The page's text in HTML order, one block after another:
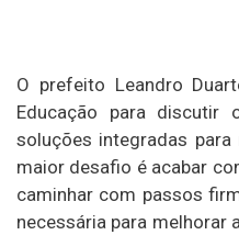
O prefeito Leandro
Educação para discutir
soluções integradas
maior desafio é acabar
caminhar com passos
necessária para melhorar